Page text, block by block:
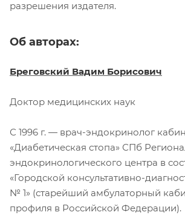
разрешения издателя.
Об авторах:
Бреговский Вадим Борисович
Доктор медицинских наук
С 1996 г. — врач-эндокринолог
«Диабетическая стопа» СПб
эндокринологического центра в
«Городской консультативно-
№ 1» (старейший амбулаторный
профиля в Российской